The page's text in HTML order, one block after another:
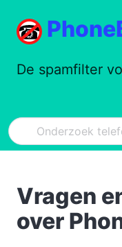
De spamfilter
Vragen
over